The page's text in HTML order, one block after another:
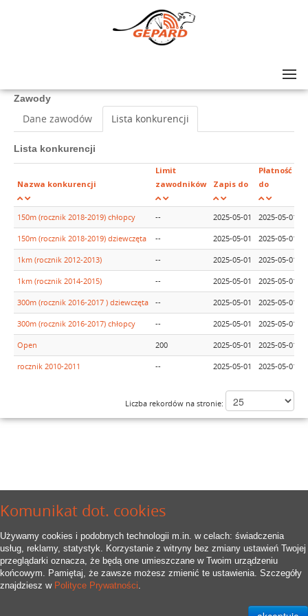
Komunikat dot. cookies
Używamy cookies i podobnych technologii m.in. w celach: świadczenia
usług, reklamy, statystyk. Korzystanie z witryny bez zmiany ustawień Twojej
przeglądarki oznacza, że będą one umieszczane w Twoim urządzeniu
końcowym. Pamiętaj, że zawsze możesz zmienić te ustawienia. Szczegóły
znajdziesz w Polityce Prywatności.
Zawody
Dane zawodów Lista konkurencji
Lista konkurencji
Nazwa konkurencji
Limit
zawodników
Zapis do
Płatność
do
150m (rocznik 2018-2019) chłopcy -- 2025-05-01 2025-05-01
150m (rocznik 2018-2019) dziewczęta -- 2025-05-01 2025-05-01
1km (rocznik 2012-2013) -- 2025-05-01 2025-05-01
1km (rocznik 2014-2015) -- 2025-05-01 2025-05-01
300m (rocznik 2016-2017 ) dziewczęta -- 2025-05-01 2025-05-01
300m (rocznik 2016-2017) chłopcy -- 2025-05-01 2025-05-01
Open 200 2025-05-01 2025-05-01
rocznik 2010-2011 -- 2025-05-01 2025-05-01
Liczba rekordów na stronie: